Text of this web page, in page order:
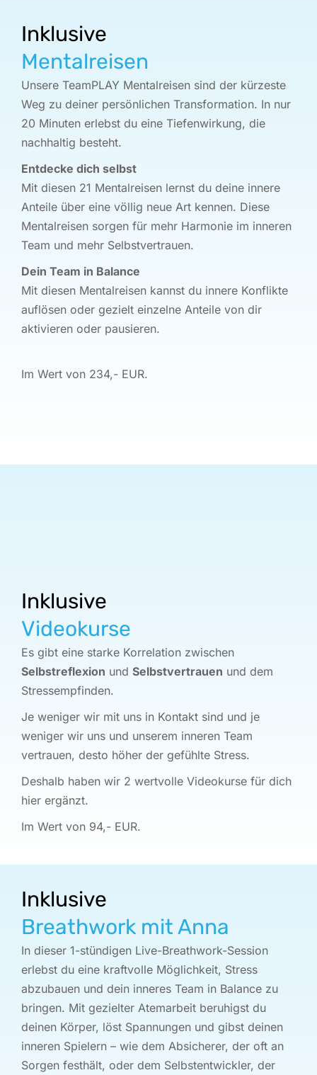
Inklusive
Mentalreisen
Unsere TeamPLAY Mentalreisen sind der kürzeste
Weg zu deiner persönlichen Transformation. In nur
20 Minuten erlebst du eine Tiefenwirkung, die
nachhaltig besteht.
Entdecke dich selbst
Mit diesen 21 Mentalreisen lernst du deine innere
Anteile über eine völlig neue Art kennen. Diese
Mentalreisen sorgen für mehr Harmonie im inneren
Team und mehr Selbstvertrauen.
Dein Team in Balance
Mit diesen Mentalreisen kannst du innere Konflikte
auflösen oder gezielt einzelne Anteile von dir
aktivieren oder pausieren.
Im Wert von 234,- EUR.
Inklusive
Videokurse
Es gibt eine starke Korrelation zwischen
Selbstreflexion und Selbstvertrauen und dem
Stressempfinden.
Je weniger wir mit uns in Kontakt sind und je
weniger wir uns und unserem inneren Team
vertrauen, desto höher der gefühlte Stress.
Deshalb haben wir 2 wertvolle Videokurse für dich
hier ergänzt.
Im Wert von 94,- EUR.
Inklusive
Breathwork mit Anna
In dieser 1-stündigen Live-Breathwork-Session
erlebst du eine kraftvolle Möglichkeit, Stress
abzubauen und dein inneres Team in Balance zu
bringen. Mit gezielter Atemarbeit beruhigst du
deinen Körper, löst Spannungen und gibst deinen
inneren Spielern – wie dem Absicherer, der oft an
Sorgen festhält, oder dem Selbstentwickler, der